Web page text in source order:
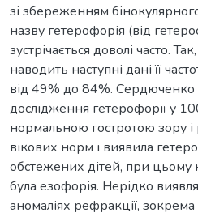
зі збереженням
назву гетерофорія (від
зустрічається доволі часто.
наводить наступні дані її
від 49% до 84%. Сердюченко
дослідження гетерофорії у
нормальною гостротою зору
вікових норм і виявила
обстежених дітей, при цьому
була езофорія. Нерідко
аномаліях рефракції, зокрема